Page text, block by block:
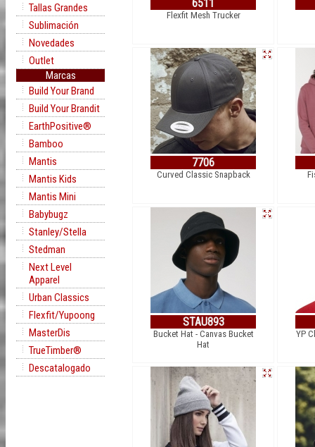
Tallas Grandes
Sublimación
Novedades
Outlet
Marcas
Build Your Brand
Build Your Brandit
EarthPositive®
Bamboo
Mantis
Mantis Kids
Mantis Mini
Babybugz
Stanley/Stella
Stedman
Next Level
Apparel
Urban Classics
Flexfit/Yupoong
MasterDis
TrueTimber®
Descatalogado
6511
Flexfit Mesh Trucker
7706
Curved Classic Snapback
STAU893
Bucket Hat - Canvas Bucket
Hat
YP